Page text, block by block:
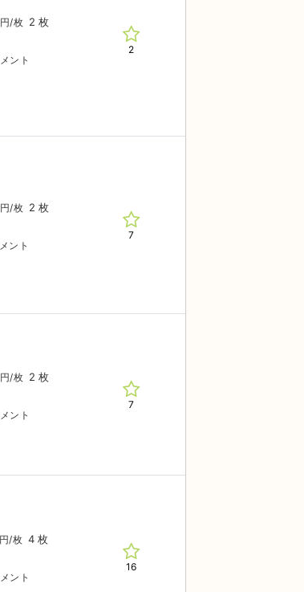
円/枚 2 枚
ント
2
円/枚 2 枚
ント
7
円/枚 2 枚
ント
7
円/枚 4 枚
ント
16